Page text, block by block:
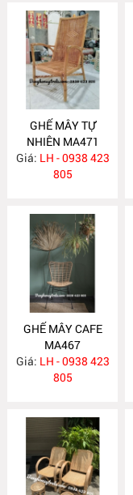
GHẾ MÂY TỰ
NHIÊN MA471
Giá: LH - 0938 423
805
GHẾ MÂY CAFE
MA467
Giá: LH - 0938 423
805